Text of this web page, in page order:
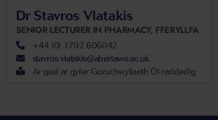
Dr Stavros Vlatakis
SENIOR LECTURER IN PHARMACY, FFERYLLFA
+44 (0) 1792 606042
stavros.vlatakis@abertawe.ac.uk
Ar gael ar gyfer Goruchwyliaeth Ôl-raddedig